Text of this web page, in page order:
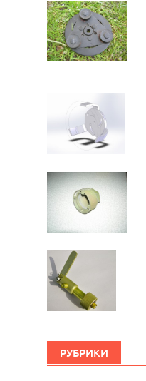
РУБРИКИ